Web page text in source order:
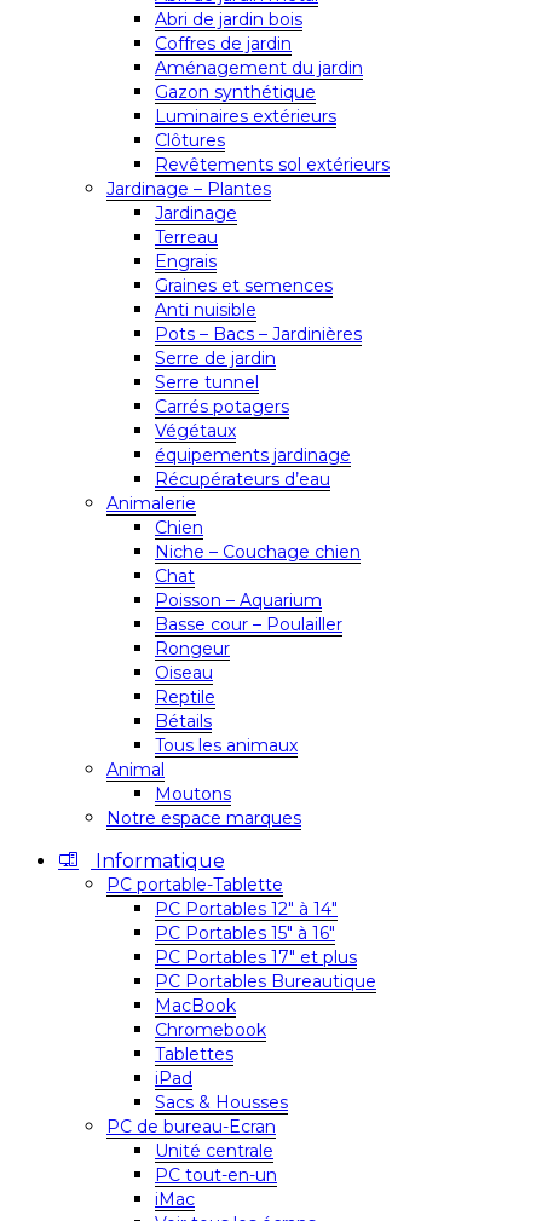
Abri de jardin bois
Coffres de jardin
Aménagement du jardin
Gazon synthétique
Luminaires extérieurs
Clôtures
Revêtements sol extérieurs
Jardinage – Plantes
Jardinage
Terreau
Engrais
Graines et semences
Anti nuisible
Pots – Bacs – Jardinières
Serre de jardin
Serre tunnel
Carrés potagers
Végétaux
équipements jardinage
Récupérateurs d’eau
Animalerie
Chien
Niche – Couchage chien
Chat
Poisson – Aquarium
Basse cour – Poulailler
Rongeur
Oiseau
Reptile
Bétails
Tous les animaux
Animal
Moutons
Notre espace marques
Informatique
PC portable-Tablette
PC Portables 12″ à 14″
PC Portables 15″ à 16″
PC Portables 17″ et plus
PC Portables Bureautique
MacBook
Chromebook
Tablettes
iPad
Sacs & Housses
PC de bureau-Ecran
Unité centrale
PC tout-en-un
iMac